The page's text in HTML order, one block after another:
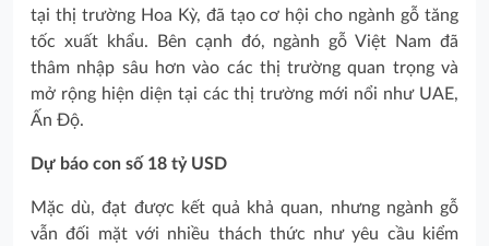
tại thị trường Hoa Kỳ, đã tạo cơ hội cho ngành gỗ tăng
tốc xuất khẩu. Bên cạnh đó, ngành gỗ Việt Nam đã
thâm nhập sâu hơn vào các thị trường quan trọng và
mở rộng hiện diện tại các thị trường mới nổi như UAE,
Ấn Độ.
Dự báo con số 18 tỷ USD
Mặc dù, đạt được kết quả khả quan, nhưng ngành gỗ
vẫn đối mặt với nhiều thách thức như yêu cầu kiểm